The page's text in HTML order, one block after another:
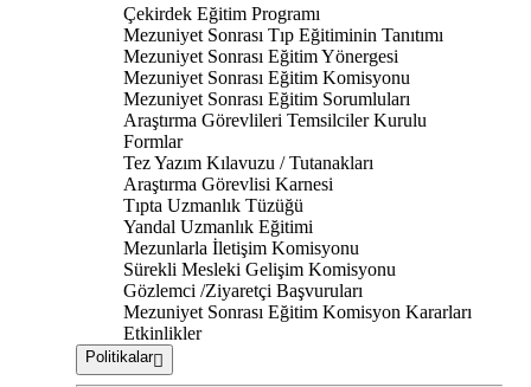
Çekirdek Eğitim Programı
Mezuniyet Sonrası Tıp Eğitiminin Tanıtımı
Mezuniyet Sonrası Eğitim Yönergesi
Mezuniyet Sonrası Eğitim Komisyonu
Mezuniyet Sonrası Eğitim Sorumluları
Araştırma Görevlileri Temsilciler Kurulu
Formlar
Tez Yazım Kılavuzu / Tutanakları
Araştırma Görevlisi Karnesi
Tıpta Uzmanlık Tüzüğü
Yandal Uzmanlık Eğitimi
Mezunlarla İletişim Komisyonu
Sürekli Mesleki Gelişim Komisyonu
Gözlemci /Ziyaretçi Başvuruları
Mezuniyet Sonrası Eğitim Komisyon Kararları
Etkinlikler
Politikalar